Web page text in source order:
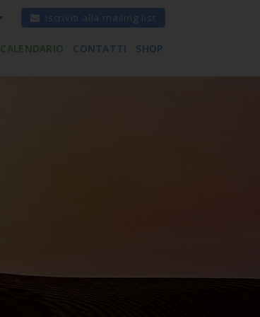
iscriviti alla mailing list
CALENDARIO CONTATTI SHOP